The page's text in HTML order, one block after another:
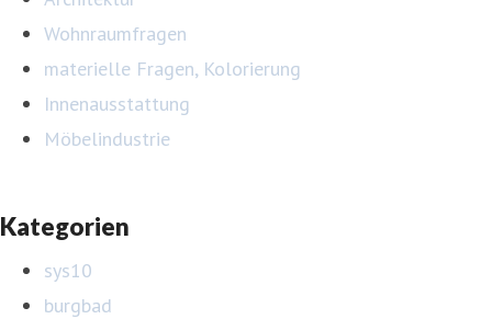
Wohnraumfragen
materielle Fragen, Kolorierung
Innenausstattung
Möbelindustrie
Kategorien
sys10
burgbad